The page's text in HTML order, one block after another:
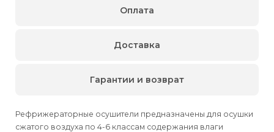
Рефрижераторные осушители предназначены для осушки
сжатого воздуха по 4-6 классам содержания влаги
Оплата
Доставка
Гарантии и возврат